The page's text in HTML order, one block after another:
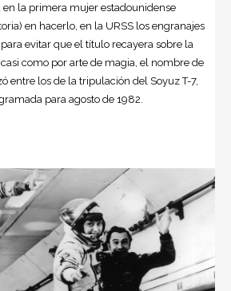
en la primera mujer estadounidense
en hacerlo, en la URSS los engranajes
evitar que el título recayera sobre la
como por arte de magia, el nombre de
entre los de la tripulación del Soyuz T-7,
para agosto de 1982.